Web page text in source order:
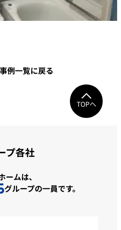
例一覧に戻る
TOPへ
プ各社
ームは、
グループの一員です。